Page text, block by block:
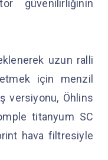
güvenilirliğinin
uzun ralli
için menzil
versiyonu, Öhlins
titanyum SC
hava filtresiyle